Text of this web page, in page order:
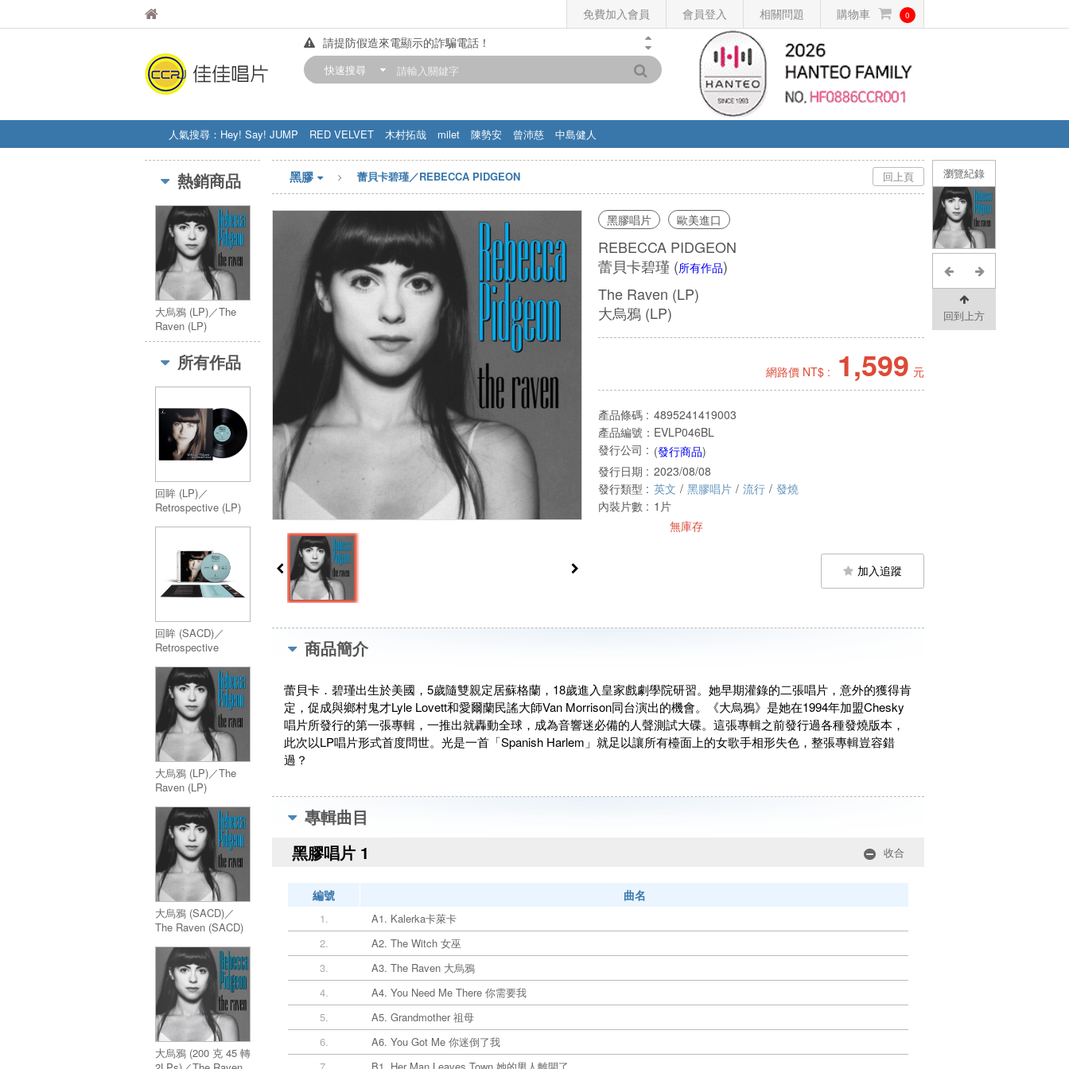
免費加入會員 會員登入 相關問題 購物車 0
佳佳唱片
請提防假造來電顯示的詐騙電話！
【中華門市營業時間調整公告】
快速搜尋
人氣搜尋： Hey! Say! JUMP RED VELVET 木村拓哉 milet 陳勢安 曾沛慈
中島健人
STRAY KIDS
盧廣仲 周杰伦
瀏覽紀錄
回到上方
熱銷商品
大烏鴉 (LP)／The
Raven (LP)
所有作品
回眸 (LP)／
Retrospective (LP)
回眸 (SACD)／
Retrospective
大烏鴉 (LP)／The
Raven (LP)
大烏鴉 (SACD)／
The Raven (SACD)
大烏鴉 (200 克 45 轉
回上頁
黑膠 蕾貝卡碧瑾／REBECCA PIDGEON
黑膠唱片 歐美進口
REBECCA PIDGEON
蕾貝卡碧瑾 (所有作品)
The Raven (LP)
大烏鴉 (LP)
網路價 NT$ : 1,599 元
產品條碼 : 4895241419003
產品編號： EVLP046BL
發行公司 : (發行商品)
發行日期 : 2023/08/08
發行類型 : 英文 / 黑膠唱片 / 流行 / 發燒
內裝片數 : 1片
無庫存
加入追蹤
商品簡介
蕾貝卡．碧瑾出生於美國，5歲隨雙親定居蘇格蘭，18歲進入皇家戲劇學院研習。她早期灌錄的二張唱片，意外的獲得肯
定，促成與鄉村鬼才Lyle Lovett和愛爾蘭民謠大師Van Morrison同台演出的機會。《大烏鴉》是她在1994年加盟Chesky
唱片所發行的第一張專輯，一推出就轟動全球，成為音響迷必備的人聲測試大碟。這張專輯之前發行過各種發燒版本，
此次以LP唱片形式首度問世。光是一首「Spanish Harlem」就足以讓所有檯面上的女歌手相形失色，整張專輯豈容錯
過？
專輯曲目
收合
黑膠唱片 1
編號 曲名
1.
A1. Kalerka卡萊卡
2.
A2. The Witch 女巫
3.
A3. The Raven 大烏鴉
4.
A4. You Need Me There 你需要我
5.
A5. Grandmother 祖母
6.
A6. You Got Me 你迷倒了我